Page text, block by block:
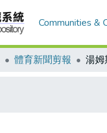
Communities &
體育新聞剪報